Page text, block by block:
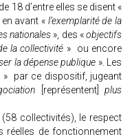
18 d’entre elles se disent «
avant « l’exemplarité de la
nationales », des «objectifs
la collectivité » ou encore
la dépense publique ». Les
» par ce dispositif, jugeant
[représentent]plus
collectivités), le respect
réelles de fonctionnement